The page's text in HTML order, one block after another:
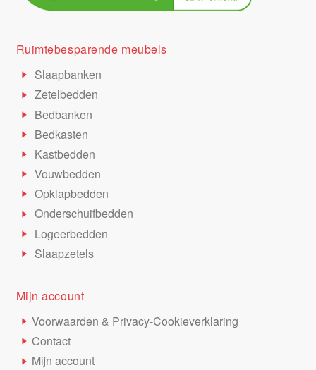
Ruimtebesparende meubels
Slaapbanken
Zetelbedden
Bedbanken
Bedkasten
Kastbedden
Vouwbedden
Opklapbedden
Onderschuifbedden
Logeerbedden
Slaapzetels
Mijn account
Voorwaarden & Privacy-Cookieverklaring
Contact
Mijn account